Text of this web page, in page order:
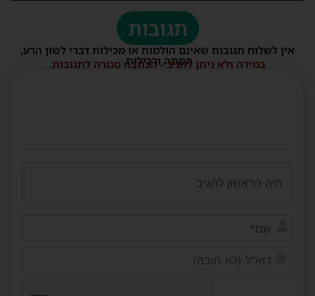
תגובות
אין לשלוח תגובות שאינם הולמות או מכילות דברי לשון הרע,
הסתה ורכילות.
במידה ולא ניתן להגיב - הכתבה סגורה לתגובות.